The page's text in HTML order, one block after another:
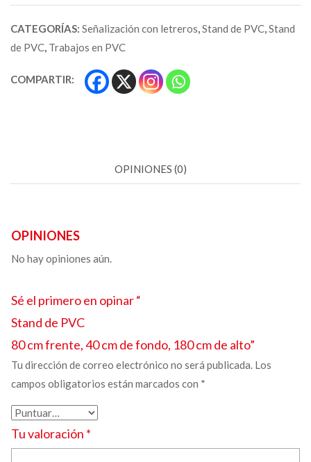
CATEGORÍAS: Señalización con letreros,Stand de PVC,Stand
de PVC, Trabajos en PVC
COMPARTIR:
OPINIONES (0)
OPINIONES
No hay opiniones aún.
Sé el primero en opinar “
Stand de PVC
80 cm frente, 40 cm de fondo, 180 cm de alto”
Tu dirección de correo electrónico no será publicada. Los
campos obligatorios están marcados con *
Tu valoración *